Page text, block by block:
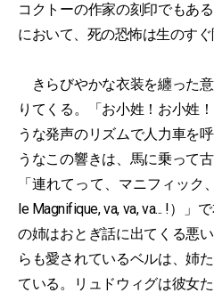
コクトーの作家の刻印でもあ
において、死の恐怖は生のすぐ
きらびやかな衣装を纏った
りてくる。「お小姓！お小姓
うな発声のリズムで人力車を
うなこの響きは、馬に乗って
「連れてって、マニフィック
le Magnifique, va, va, va... !）
の姉はおとぎ話に出てくる悪
らも愛されているベルは、姉
ている。リュドウィグは彼女